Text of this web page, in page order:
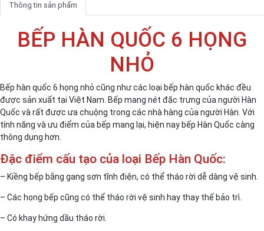
Thông tin sản phẩm
BẾP HÀN QUỐC 6 HỌNG
NHỎ
Bếp hàn quốc 6 họng nhỏ cũng như các loại bếp hàn quốc khác đều
được sản xuất tại Việt Nam. Bếp mang nét đặc trưng của người Hàn
Quốc và rất được ưa chuộng trong các nhà hàng của người Hàn. Với
tính năng và ưu điểm của bếp mang lại, hiện nay bếp Hàn Quốc càng
thông dụng hơn.
Đặc điểm cấu tạo của loại Bếp Hàn Quốc:
– Kiềng bếp bằng gang sơn tĩnh điện, có thể tháo rời dễ dàng vệ sinh.
– Các họng bếp cũng có thể tháo rời vệ sinh hay thay thế bảo trì.
– Có khay hứng dầu tháo rời.